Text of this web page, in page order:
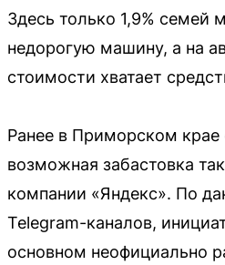
Здесь только 1,9% семей
недорогую машину, а на
стоимости хватает
Ранее в Приморском крае
возможная забастовка
компании «Яндекс». По
Telegram-каналов,
основном неофициально